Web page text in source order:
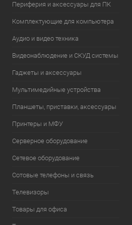
Периферия и аксессуары для ПК
Комплектующие для компьютера
Аудио и видео техника
Видеонаблюдение и СКУД системы
Гаджеты и аксессуары
Мультимедийные устройства
Планшеты, приставки, аксессуары
Принтеры и МФУ
Серверное оборудование
Сетевое оборудование
Сотовые телефоны и связь
Телевизоры
Товары для офиса